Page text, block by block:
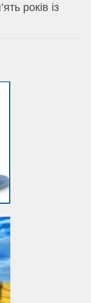
років із